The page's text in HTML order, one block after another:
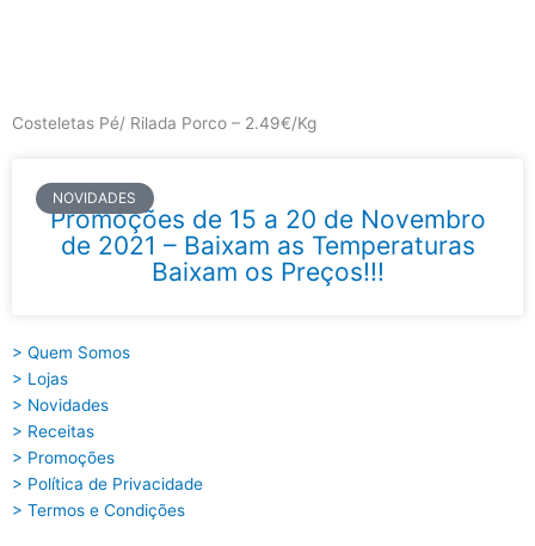
Costeletas Pé/ Rilada Porco – 2.49€/Kg
NOVIDADES
Promoções de 15 a 20 de Novembro
de 2021 – Baixam as Temperaturas
Baixam os Preços!!!
> Quem Somos
> Lojas
> Novidades
> Receitas
> Promoções
> Política de Privacidade
> Termos e Condições